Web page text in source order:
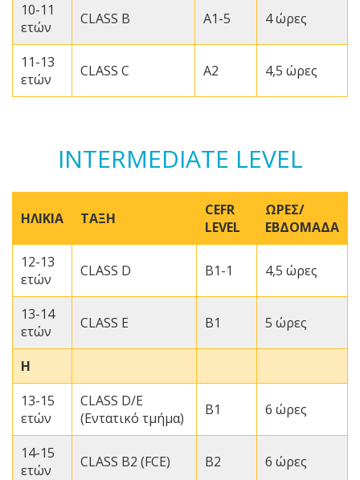
10-11
ετών
CLASS B A1-5 4 ώρες
11-13
ετών
CLASS C A2 4,5 ώρες
INTERMEDIATE LEVEL
ΗΛΙΚΙΑ ΤΑΞΗ
CEFR
LEVEL
ΩΡΕΣ/
ΕΒΔΟΜΑΔΑ
12-13
ετών
CLASS D B1-1 4,5 ώρες
13-14
ετών
CLASS E B1 5 ώρες
Η
13-15
ετών
CLASS D/E
(Εντατικό τμήμα)
Β1 6 ώρες
14-15
ετών
CLASS B2 (FCE) B2 6 ώρες